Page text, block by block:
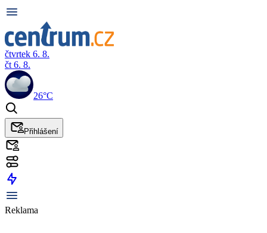
čtvrtek 6. 8.
čt 6. 8.
26°C
Přihlášení
Reklama